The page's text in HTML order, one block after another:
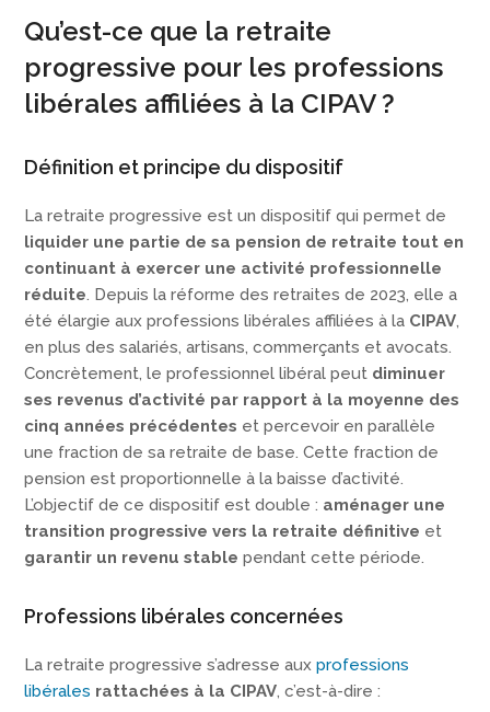
Qu’est-ce que la retraite
progressive pour les professions
libérales affiliées à la CIPAV ?
Définition et principe du dispositif
La retraite progressive est un dispositif qui permet de
liquider une partie de sa pension de retraite tout en
continuant à exercer une activité professionnelle
réduite. Depuis la réforme des retraites de 2023, elle a
été élargie aux professions libérales affiliées à la CIPAV,
en plus des salariés, artisans, commerçants et avocats.
Concrètement, le professionnel libéral peut diminuer
ses revenus d’activité par rapport à la moyenne des
cinq années précédentes et percevoir en parallèle
une fraction de sa retraite de base. Cette fraction de
pension est proportionnelle à la baisse d’activité.
L’objectif de ce dispositif est double : aménager une
transition progressive vers la retraite définitive et
garantir un revenu stable pendant cette période.
Professions libérales concernées
La retraite progressive s’adresse auxprofessions
libérales rattachées à la CIPAV, c’est-à-dire :